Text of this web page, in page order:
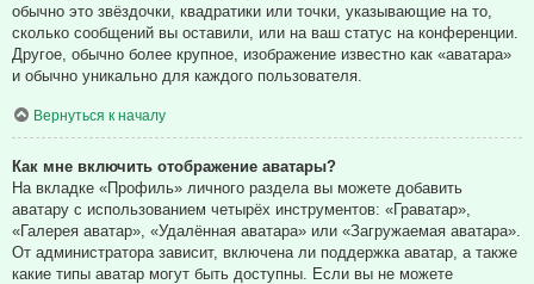
обычно это звёздочки, квадратики или точки, указывающие на то,
сколько сообщений вы оставили, или на ваш статус на конференции.
Другое, обычно более крупное, изображение известно как «аватара»
и обычно уникально для каждого пользователя.
Вернуться к началу
Как мне включить отображение аватары?
На вкладке «Профиль» личного раздела вы можете добавить
аватару с использованием четырёх инструментов: «Граватар»,
«Галерея аватар», «Удалённая аватара» или «Загружаемая аватара».
От администратора зависит, включена ли поддержка аватар, а также
какие типы аватар могут быть доступны. Если вы не можете